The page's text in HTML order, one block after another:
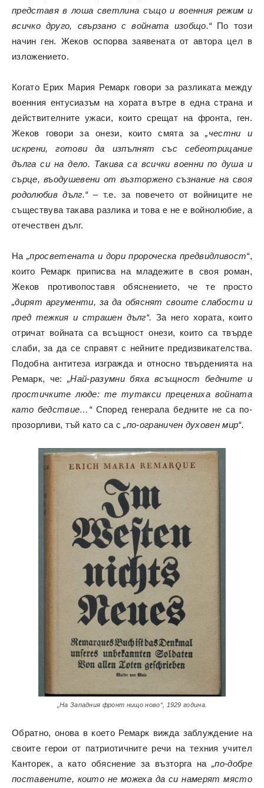
представя в лоша светлина също и военния режим и
всичко друго, свързано с войната изобщо.“ По този
начин ген. Жеков оспорва заявената от автора цел в
изложението.
Когато Ерих Мария Ремарк говори за разликата между
военния ентусиазъм на хората вътре в една страна и
действителните ужаси, които срещат на фронта, ген.
Жеков говори за онези, които смята за„честни и
искрени, готови да изпълнят със себеотрицание
дълга си на дело. Такива са всички военни по душа и
сърце, въодушевени от възторжено съзнание на своя
родолюбив дълг.“– т.е. за повечето от войниците не
съществува такава разлика и това е не е войнолюбие, а
отечествен дълг.
На„просветената и дори пророческа предвидливост“,
които Ремарк приписва на младежите в своя роман,
Жеков противопоставя обяснението, че те просто
„дирят аргументи, за да обяснят своите слабости и
пред тежкия и страшен дълг“. За него хората, които
отричат войната са всъщност онези, които са твърде
слаби, за да се справят с нейните предизвикателства.
Подобна антитеза изгражда и относно твърденията на
Ремарк, че:„Най-разумни бяха всъщност бедните и
простичките люде: те тутакси прецениха войната
като бедствие…“Според генерала бедните не са по-
прозорливи, тъй като са с „по-ограничен духовен мир“.
„На Западния фронт нищо ново“, 1929 година.
Обратно, онова в което Ремарк вижда заблуждение на
своите герои от патриотичните речи на техния учител
Канторек, а като обяснение за възторга на„по-добре
поставените, които не можеха да си намерят място